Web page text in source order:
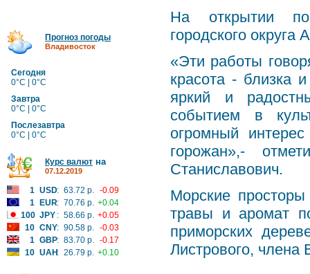
Прогноз погоды
Владивосток
Сегодня
0°C | 0°C
Завтра
0°C | 0°C
Послезавтра
0°C | 0°C
Курс валют на
07.12.2019
1 USD: 63.72 р. -0.09
1
EUR: 70.76 р. +0.04
100 JPY : 58.66 р. +0.05
10 CNY: 90.58 р. -0.03
1 GBP: 83.70 р. -0.17
10 UAH: 26.79 р. +0.10
На открытии
городского
«Эти работы
красота - близка
яркий и
событием в
огромный
горожан»,-
Станиславович.
Морские
травы и аромат
приморских
Листрового,